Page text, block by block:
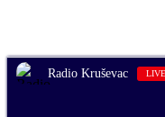
Radio Kruševac LIVE